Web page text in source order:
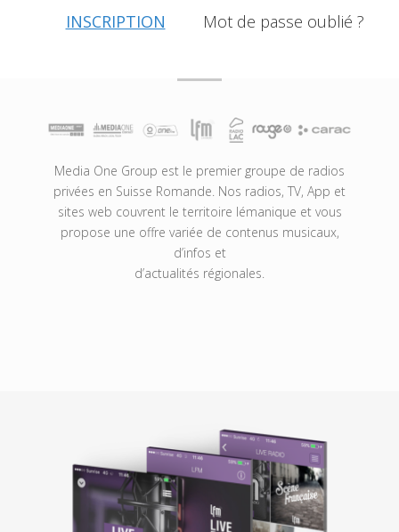
INSCRIPTION Mot de passe oublié ?
Media One Group est le premier groupe de radios
privées en Suisse Romande. Nos radios, TV, App et
sites web couvrent le territoire lémanique et vous
propose une offre variée de contenus musicaux,
d’infos et
d’actualités régionales.